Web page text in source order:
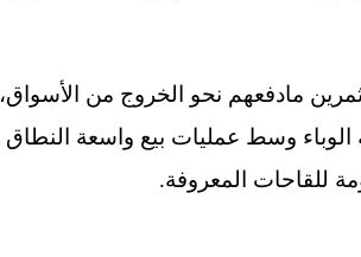
مادفعهم نحو الخروج من الأسواق،
الوباء وسط عمليات بيع واسعة النطاق
للقاحات المعروفة.